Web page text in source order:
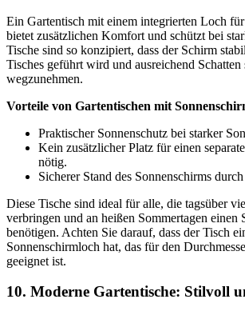
Ein Gartentisch mit einem integrierten Loch
bietet zusätzlichen Komfort und schützt bei
Tische sind so konzipiert, dass der Schirm
Tisches geführt wird und ausreichend Schatten
wegzunehmen.
Vorteile von Gartentischen mit
Praktischer Sonnenschutz bei starker
Kein zusätzlicher Platz für einen
nötig.
Sicherer Stand des Sonnenschirms
Diese Tische sind ideal für alle, die tagsüber
verbringen und an heißen Sommertagen einen
benötigen. Achten Sie darauf, dass der Tisch
Sonnenschirmloch hat, das für den
geeignet ist.
10. Moderne Gartentische: Stilvoll